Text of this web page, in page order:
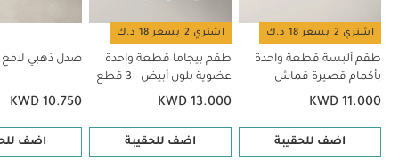
اشتري 2 بسعر 18 د.ك
طقم ألبسة قطعة واحدة
بأكمام قصيرة قماش
عضوي بلون أبيض - 5 قطع
KWD 11.000
اضف للحقيبة
اشتري 2 بسعر 18 د.ك
طقم بيجاما قطعة واحدة
عضوية بلون أبيض - 3 قطع
KWD 13.000
اضف للحقيبة
صدل ذهبي لامع
KWD 10.750
اضف